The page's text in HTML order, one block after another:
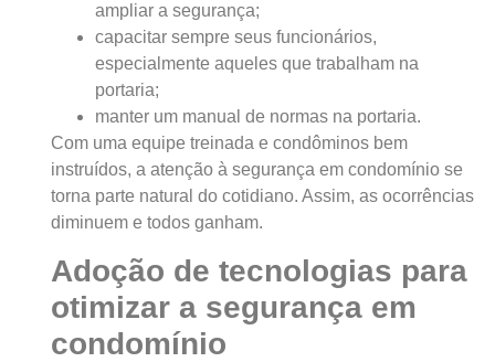
ampliar a segurança;
capacitar sempre seus funcionários,
especialmente aqueles que trabalham na
portaria;
manter um manual de normas na portaria.
Com uma equipe treinada e condôminos bem
instruídos, a atenção à segurança em condomínio se
torna parte natural do cotidiano. Assim, as ocorrências
diminuem e todos ganham.
Adoção de tecnologias para
otimizar a segurança em
condomínio